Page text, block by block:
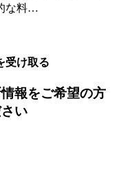
な料…
受け取る
報をご希望の方
い